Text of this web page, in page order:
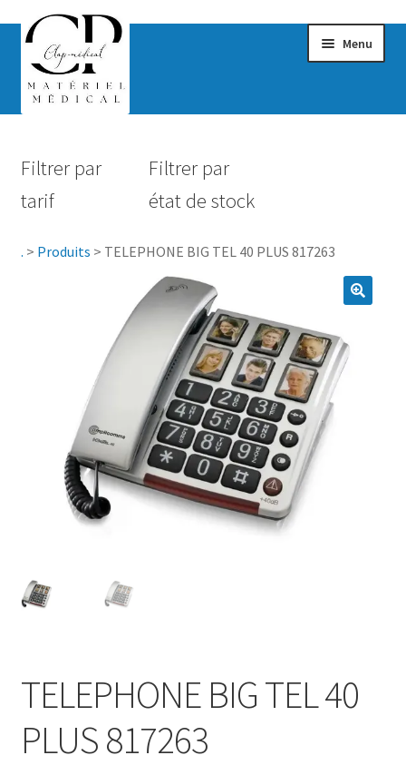
Menu
Hygiène
Accessoires Salle de bain
Vêtements & Chaussures
Sécurité
0.00 €
Filtrer par
tarif
Filtrer par
état de stock
. > Produits > TELEPHONE BIG TEL 40 PLUS 817263
TELEPHONE BIG TEL 40
PLUS 817263